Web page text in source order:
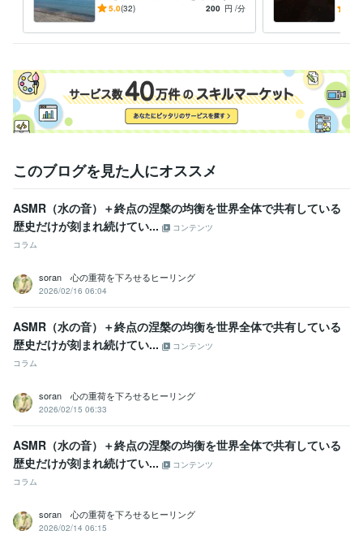
営業 / 営業支援・プリセールス 経験年数 : 2年
物流・購買 / ロジスティクス（物流）
ライフスタイル・その他 / カウンセラー・コーチ 経験年数 : 4年
受賞歴
ほらふきスピーチコンテスト 準優勝 講演会
レギュラーランク昇格
シルバーランク昇格 ゴールドランク昇格
資格・検定
普通自動車第一種運転免許 取得年 : 2008年
Excel:4年Google サイト:3年Google ドキュメント:3年Word:4年
PowerDirector:2年Cubase:5年OBS Studio:1年
ライティング・翻訳 シナリオ、作詞、スピーチ文、ブログなど
作詞 スピーチ シナリオ
作詞 作曲 音楽 DTM ピアノ 楽器 直感 霊感
セラピー
洞察力
生き辛さの原因となる内側の
す
5.0(32) 200 円 /分
今、
方へ
このブログを見た人にオススメ
ASMR（水の音）＋終点の涅槃の均衡を世界全体で共有している​​
歴史だけが刻まれ続けてい...
コンテンツ
コラム
soran 心の重荷を下ろせるヒーリング
2026/02/16 06:04
ASMR（水の音）＋終点の涅槃の均衡を世界全体で共有している​​
歴史だけが刻まれ続けてい...
コンテンツ
コラム
soran 心の重荷を下ろせるヒーリング
2026/02/15 06:33
ASMR（水の音）＋終点の涅槃の均衡を世界全体で共有している​​
歴史だけが刻まれ続けてい...
コンテンツ
コラム
soran 心の重荷を下ろせるヒーリング
2026/02/14 06:15